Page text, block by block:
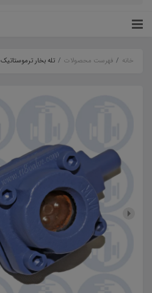
خانه فهرست محصولات تله بخار ترموستاتیک MAW